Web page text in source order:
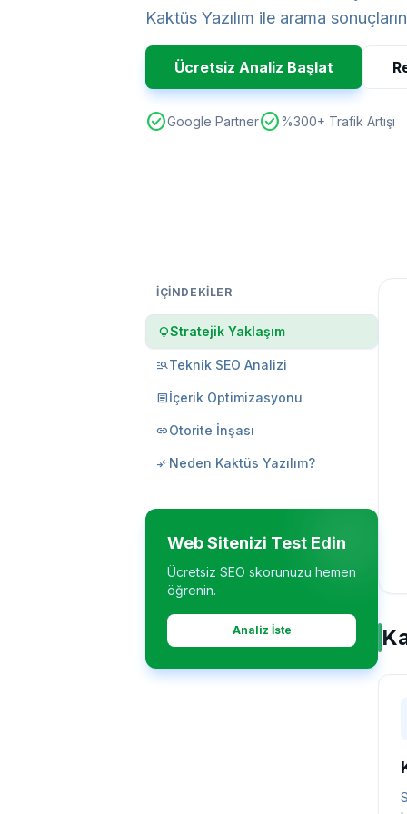
Kaktüs Yazılım ile arama
Ücretsiz Analiz Başlat
check_circleGoogle Partnercheck_circle%300+ Trafik Artışı
İÇINDEKILER
lightbulbStratejik Yaklaşım
manage_searchTeknik SEO Analizi
articleİçerik Optimizasyonu
linkOtorite İnşası
compare_arrowsNeden Kaktüs Yazılım?
Web Sitenizi Test Edin
Ücretsiz SEO skorunuzu hemen
öğrenin.
Analiz İste